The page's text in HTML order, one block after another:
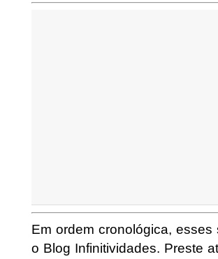
Em ordem cronológica,
o Blog Infinitividades. Preste